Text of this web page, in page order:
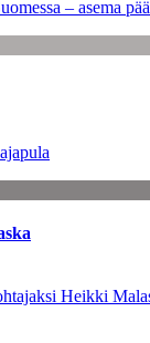
– asema
Heikki